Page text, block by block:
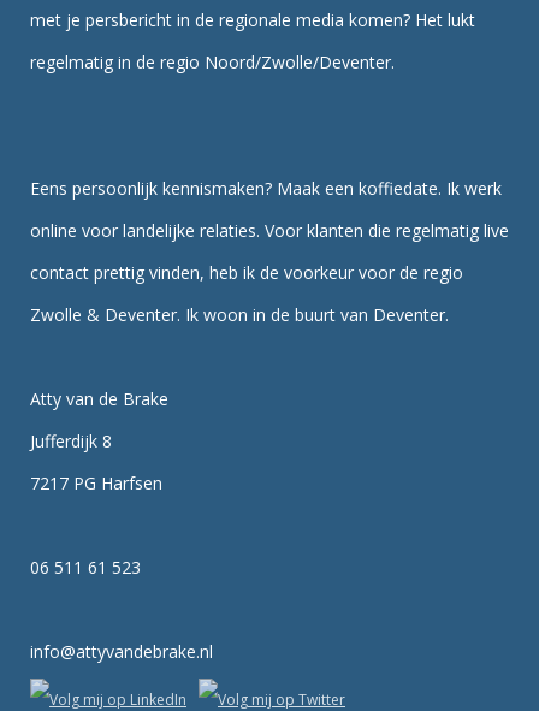
met je persbericht in de regionale media komen? Het lukt
regelmatig in de regio Noord/Zwolle/Deventer.
Eens persoonlijk kennismaken? Maak een koffiedate. Ik werk
online voor landelijke relaties. Voor klanten die regelmatig live
contact prettig vinden, heb ik de voorkeur voor de regio
Zwolle & Deventer. Ik woon in de buurt van Deventer.
Atty van de Brake
Jufferdijk 8
7217 PG Harfsen
06 511 61 523
info@attyvandebrake.nl